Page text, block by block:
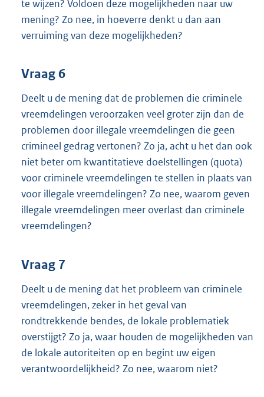
te wijzen? Voldoen deze mogelijkheden naar uw
mening? Zo nee, in hoeverre denkt u dan aan
verruiming van deze mogelijkheden?
Vraag 6
Deelt u de mening dat de problemen die criminele
vreemdelingen veroorzaken veel groter zijn dan de
problemen door illegale vreemdelingen die geen
crimineel gedrag vertonen? Zo ja, acht u het dan ook
niet beter om kwantitatieve doelstellingen (quota)
voor criminele vreemdelingen te stellen in plaats van
voor illegale vreemdelingen? Zo nee, waarom geven
illegale vreemdelingen meer overlast dan criminele
vreemdelingen?
Vraag 7
Deelt u de mening dat het probleem van criminele
vreemdelingen, zeker in het geval van
rondtrekkende bendes, de lokale problematiek
overstijgt? Zo ja, waar houden de mogelijkheden van
de lokale autoriteiten op en begint uw eigen
verantwoordelijkheid? Zo nee, waarom niet?